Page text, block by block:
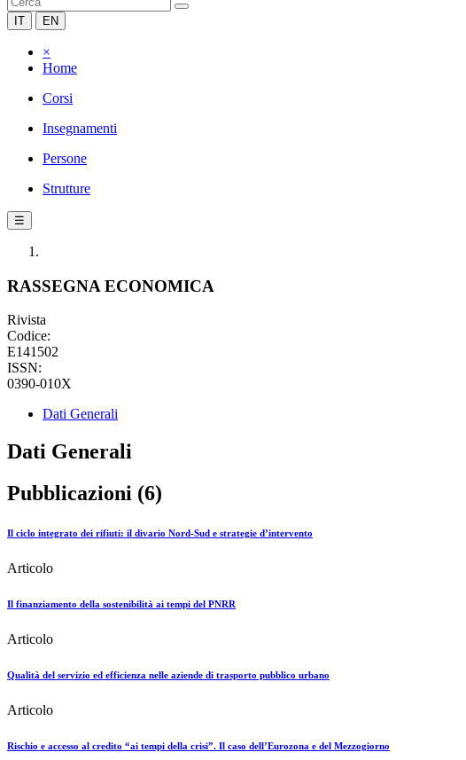
IT EN
×
Home
Corsi
Insegnamenti
Persone
Strutture
☰
RASSEGNA ECONOMICA
Rivista
Codice:
E141502
ISSN:
0390-010X
Dati Generali
Dati Generali
Pubblicazioni (6)
Il ciclo integrato dei rifiuti: il divario Nord-Sud e strategie d’intervento
Articolo
Il finanziamento della sostenibilità ai tempi del PNRR
Articolo
Qualità del servizio ed efficienza nelle aziende di trasporto pubblico urbano
Articolo
Rischio e accesso al credito “ai tempi della crisi”. Il caso dell’Eurozona e del Mezzogiorno